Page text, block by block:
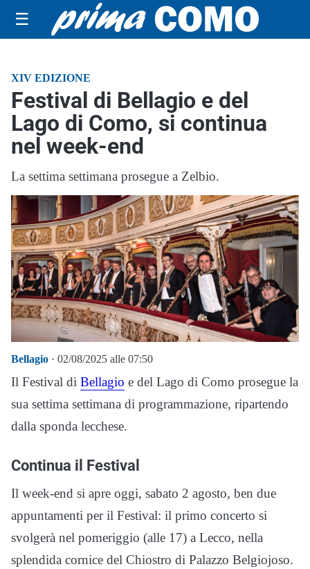
☰
XIV EDIZIONE
Festival di Bellagio e del
Lago di Como, si continua
nel week-end
La settima settimana prosegue a Zelbio.
Bellagio · 02/08/2025 alle 07:50
Il Festival di Bellagio e del Lago di Como prosegue la
sua settima settimana di programmazione, ripartendo
dalla sponda lecchese.
Continua il Festival
Il week-end si apre oggi, sabato 2 agosto, ben due
appuntamenti per il Festival: il primo concerto si
svolgerà nel pomeriggio (alle 17) a Lecco, nella
splendida cornice del Chiostro di Palazzo Belgiojoso.